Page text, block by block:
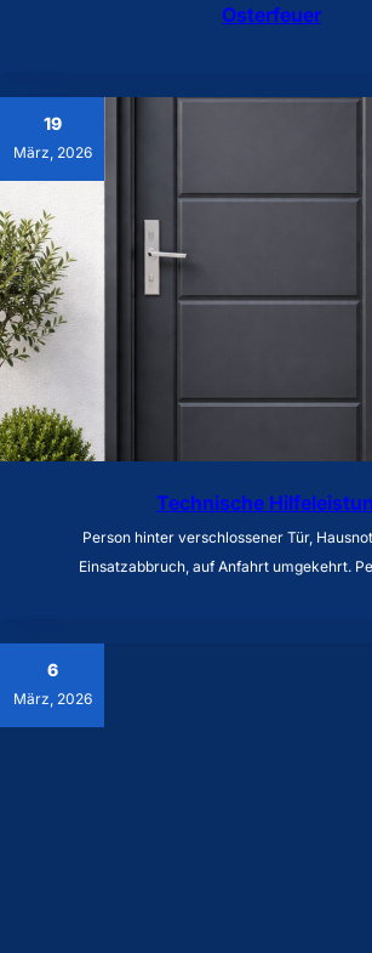
Osterfeuer
19
März, 2026
Technische
Person hinter verschlossener Tür,
Einsatzabbruch, auf Anfahrt umgekehrt.
6
März, 2026